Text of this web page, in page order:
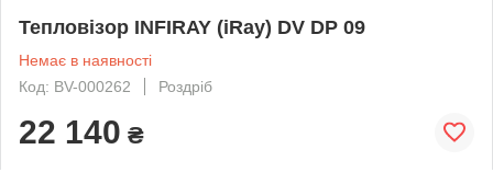
Тепловізор INFIRAY (iRay) DV DP 09
Немає в наявності
Код: BV-000262
Роздріб
22 140 ₴